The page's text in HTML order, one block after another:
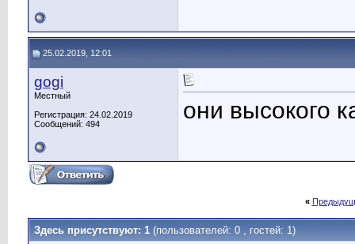
25.02.2019, 12:01
gogi
Местный
Регистрация: 24.02.2019
Сообщений: 494
они высокого
«
Здесь присутствуют: 1 (пользователей: 0 , гостей: 1)